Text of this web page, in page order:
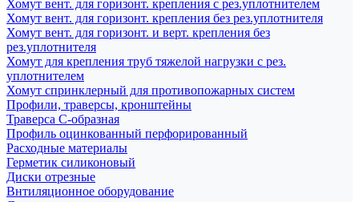
Хомут вент. для горизонт. крепления с рез.уплотнителем
Хомут вент. для горизонт. крепления без рез.уплотнителя
Хомут вент. для горизонт. и верт. крепления без
рез.уплотнителя
Хомут для крепления труб тяжелой нагрузки с рез.
уплотнителем
Хомут спринклерный для противопожарных систем
Профили, траверсы, кронштейны
Траверса С-образная
Профиль оцинкованный перфорированный
Расходные материалы
Герметик силиконовый
Диски отрезные
Внтиляционное оборудование